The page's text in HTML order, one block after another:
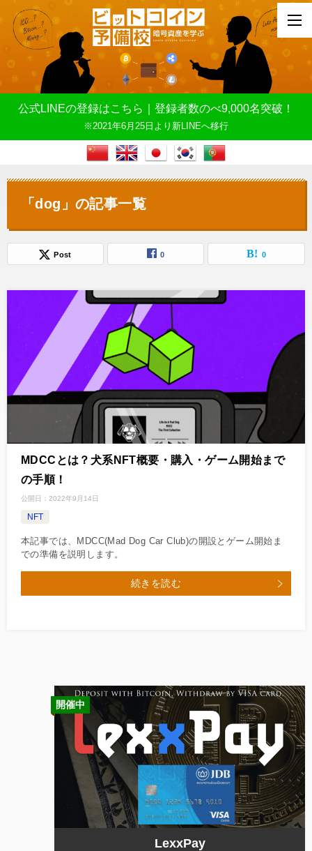
公式LINEの登録はこちら｜登録者数のべ9,000名突破！
※2021年6月25日より新LINEへ移行
「dog」の記事一覧
Post 0 0
MDCCとは？犬系NFT概要・購入・ゲーム開始まで
の手順！
公開日： 2022年9月14日
NFT
本記事では、MDCC(Mad Dog Car Club)の開設とゲーム開始ま
での準備を説明します。
続きを読む
開催中
LexxPay